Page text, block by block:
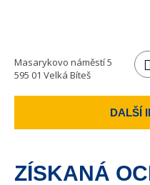
Masarykovo náměstí 5
595 01 Velká Bíteš
DALŠÍ
ZÍSKANÁ